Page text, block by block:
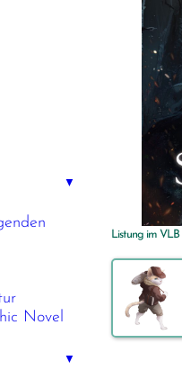
▼
Novel
▼
Listung im VLB